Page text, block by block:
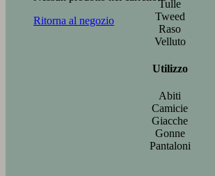
Ritorna al negozio
Tulle
Tweed
Raso
Velluto
Utilizzo
Abiti
Camicie
Giacche
Gonne
Pantaloni